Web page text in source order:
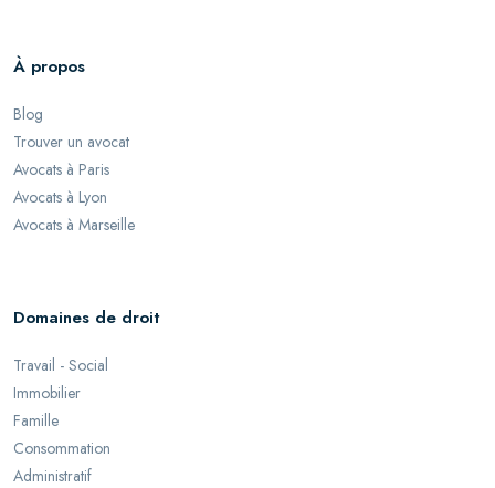
À propos
Blog
Trouver un avocat
Avocats à Paris
Avocats à Lyon
Avocats à Marseille
Domaines de droit
Travail - Social
Immobilier
Famille
Consommation
Administratif